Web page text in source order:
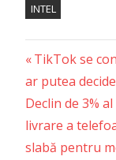
INTEL
Post
Previous
Post:
TikTok se
ar putea
Next
Post:
Declin de 3%
livrare a
slabă pentru